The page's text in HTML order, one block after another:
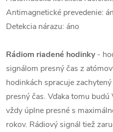
Antimagnetické prevedenie:
Detekcia nárazu: áno
Rádiom riadené hodinky -
signálom presný čas z
hodinkách spracuje
presný čas. Vďaka tomu
vždy úplne presné s
rokov. Rádiový signál tiež